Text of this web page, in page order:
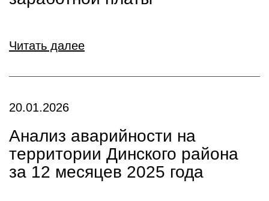
Читать далее
20.01.2026
Анализ аварийности на
территории Динского района
за 12 месяцев 2025 года